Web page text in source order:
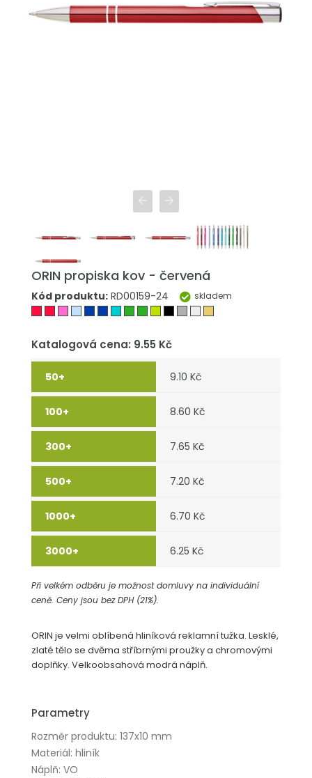
ORIN propiska kov - červená
Kód produktu: RD00159-24 skladem
Katalogová cena: 9.55 Kč
9.10 Kč
8.60 Kč
7.65 Kč
7.20 Kč
6.70 Kč
6.25 Kč
Při velkém odběru je možnost domluvy na individuální
ceně. Ceny jsou bez DPH (21%).
ORIN je velmi oblíbená hliníková reklamní tužka. Lesklé,
zlaté tělo se dvěma stříbrnými proužky a chromovými
doplňky. Velkoobsahová modrá náplň.
Parametry
Rozměr produktu: 137x10 mm
Materiál: hliník
Náplň: VO